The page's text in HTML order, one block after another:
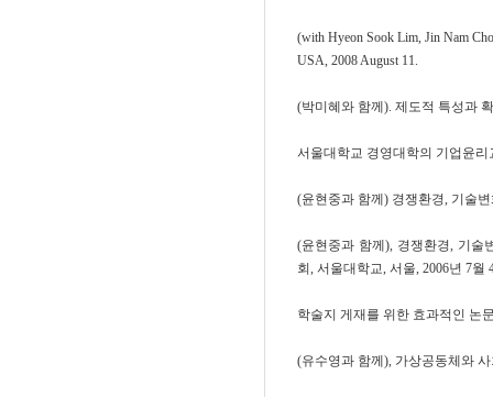
(with Hyeon Sook Lim, Jin Nam
USA, 2008 August 11.
(박미혜와 함께). 제도적 특성과
서울대학교 경영대학의 기업윤리
(윤현중과 함께) 경쟁환경, 기술
(윤현중과 함께), 경쟁환경, 기술
회, 서울대학교, 서울, 2006년 7월
학술지 게재를 위한 효과적인 논
(유수영과 함께), 가상공동체와